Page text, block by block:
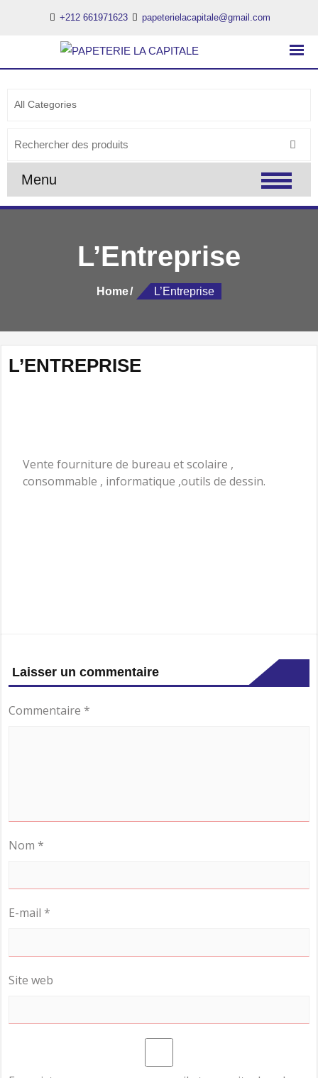
+212 661971623 papeterielacapitale@gmail.com
PAPETERIE LA CAPITALE
..:: PAPETERIE LA CAPITALE ::..
Menu
L’Entreprise
Home L’Entreprise
L’ENTREPRISE
Vente fourniture de bureau et scolaire ,
consommable , informatique ,outils de dessin.
Laisser un commentaire
Commentaire *
Nom *
E-mail *
Site web